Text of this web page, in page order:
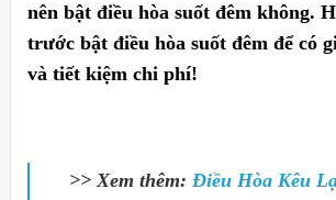
nên bật điều hòa suốt đêm không.
trước bật điều hòa suốt đêm để có
và tiết kiệm chi phí!
>> Xem thêm: Điều Hòa Kêu